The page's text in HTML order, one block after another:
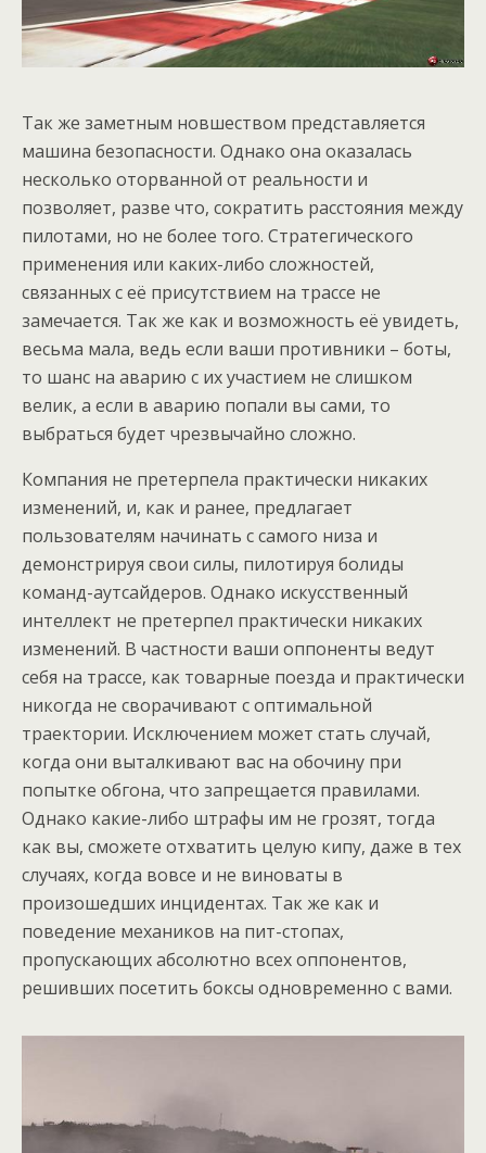
Так же заметным новшеством представляется
машина безопасности. Однако она оказалась
несколько оторванной от реальности и
позволяет, разве что, сократить расстояния между
пилотами, но не более того. Стратегического
применения или каких-либо сложностей,
связанных с её присутствием на трассе не
замечается. Так же как и возможность её увидеть,
весьма мала, ведь если ваши противники – боты,
то шанс на аварию с их участием не слишком
велик, а если в аварию попали вы сами, то
выбраться будет чрезвычайно сложно.
Компания не претерпела практически никаких
изменений, и, как и ранее, предлагает
пользователям начинать с самого низа и
демонстрируя свои силы, пилотируя болиды
команд-аутсайдеров. Однако искусственный
интеллект не претерпел практически никаких
изменений. В частности ваши оппоненты ведут
себя на трассе, как товарные поезда и практически
никогда не сворачивают с оптимальной
траектории. Исключением может стать случай,
когда они выталкивают вас на обочину при
попытке обгона, что запрещается правилами.
Однако какие-либо штрафы им не грозят, тогда
как вы, сможете отхватить целую кипу, даже в тех
случаях, когда вовсе и не виноваты в
произошедших инцидентах. Так же как и
поведение механиков на пит-стопах,
пропускающих абсолютно всех оппонентов,
решивших посетить боксы одновременно с вами.